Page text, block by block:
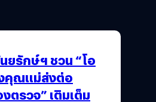
งลูกนะ ชีวิตที่ไม่ผูกติดอยู่กับกรอบ
หนังเล่าเรื่องของ ดร.หลุยส์ แบงค์
านภาษาศาสตร์ที่ถูกดึงตัวเข้าร่วมทีม
ความภาษาต่างดาว เพื่อทำการ
ยานอวกาศลึกลับที่มายังรัฐมอนทา
ลกที่ยานอวกาศได้มาเยือน เธอต้อง
อียน ดอนเนลลี่ (เจเรมี่ เรนเนอร์) ใน
ยรักษ์ฯ ชวน “โอ
คุณแม่ส่งต่อ
ตรวจ” เติมเต็ม